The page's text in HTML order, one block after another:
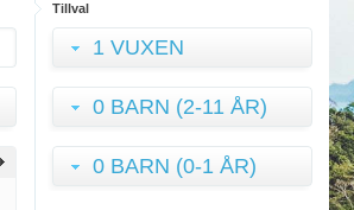
Tillval
1 VUXEN
0 BARN (2-11 ÅR)
0 BARN (0-1 ÅR)